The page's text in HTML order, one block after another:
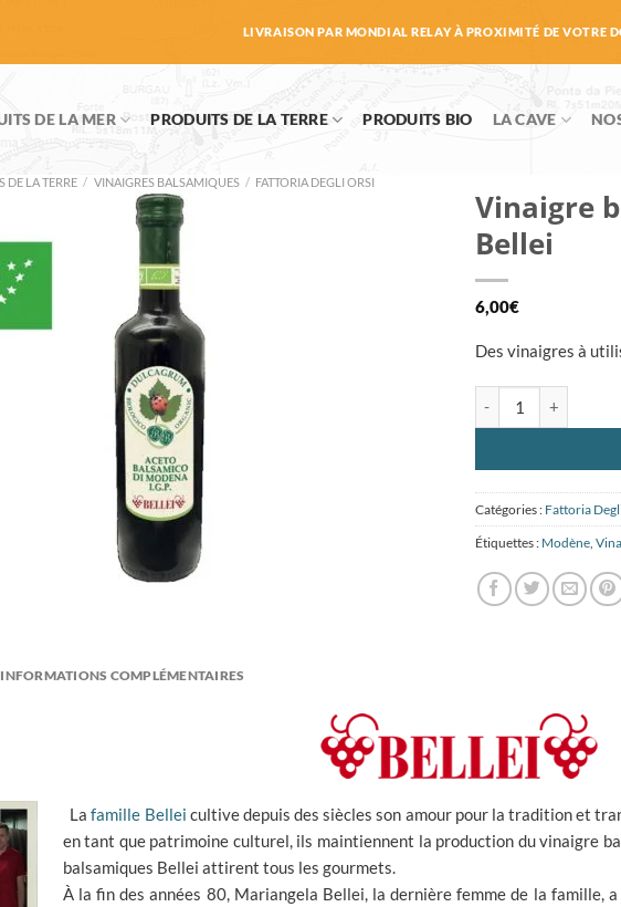
LIVRAISON PAR MONDIAL RELAY À PROXIMITÉ DE VOTRE
DE LA MER PRODUITS DE LA TERRE PRODUITS BIO LA CAVE
DE LA TERRE / VINAIGRES BALSAMIQUES / FATTORIA DEGLI ORSI
Vinaigre
Bellei
6,00€
Des vinaigres à
Catégories : Fattoria
Étiquettes : Modène
INFORMATIONS COMPLÉMENTAIRES
Lafamille Bellei cultive depuis des siècles son amour pour la tradition et
en tant que patrimoine culturel, ils maintiennent la production du vinaigre
balsamiques Bellei attirent tous les gourmets.
À la fin des années 80, Mariangela Bellei, la dernière femme de la